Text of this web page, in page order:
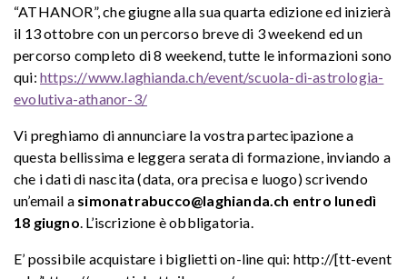
“ATHANOR”, che giugne alla sua quarta edizione ed inizierà
il 13 ottobre con un percorso breve di 3 weekend ed un
percorso completo di 8 weekend, tutte le informazioni sono
qui: https://www.laghianda.ch/event/scuola-di-astrologia-
evolutiva-athanor-3/
Vi preghiamo di annunciare la vostra partecipazione a
questa bellissima e leggera serata di formazione, inviando a
che i dati di nascita (data, ora precisa e luogo) scrivendo
un’email a simonatrabucco@laghianda.ch entro lunedì
18 giugno . L’iscrizione è obbligatoria.
E’ possibile acquistare i biglietti on-line qui: http://[tt-event